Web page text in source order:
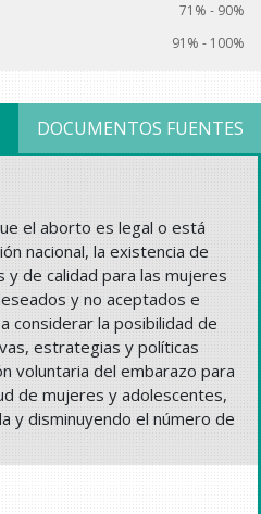
71% - 90%
91% - 100%
DOCUMENTOS FUENTES
el aborto es legal o está
nacional, la existencia de
de calidad para las mujeres
y no aceptados e
considerar la posibilidad de
estrategias y políticas
voluntaria del embarazo para
de mujeres y adolescentes,
y disminuyendo el número de